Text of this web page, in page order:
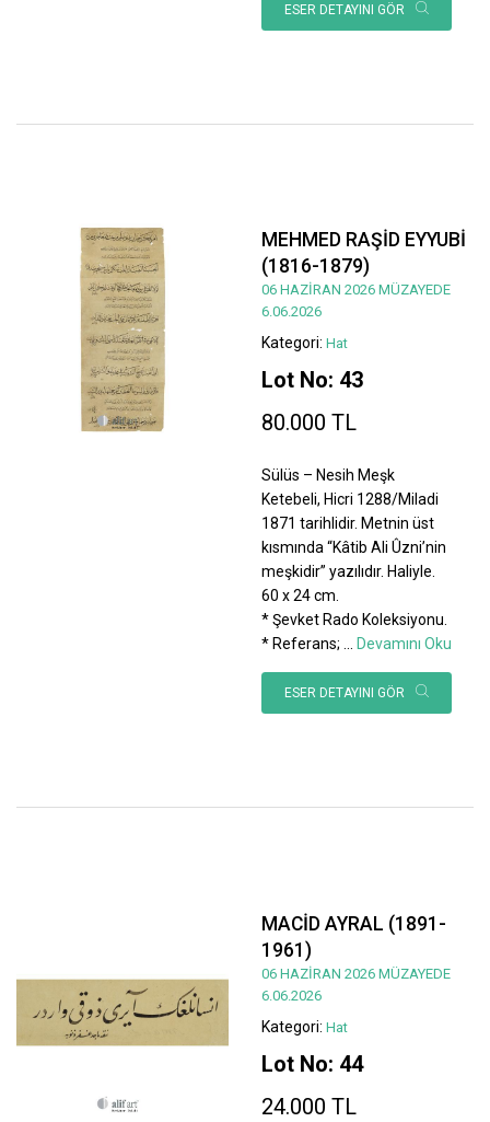
ESER DETAYINI GÖR
MEHMED RAŞİD EYYUBİ
(1816-1879)
06 HAZİRAN 2026 MÜZAYEDE
6.06.2026
Kategori: Hat
Lot No: 43
80.000 TL
Sülüs – Nesih Meşk
Ketebeli, Hicri 1288/Miladi
1871 tarihlidir. Metnin üst
kısmında “Kâtib Ali Ûzni’nin
meşkidir” yazılıdır. Haliyle.
60 x 24 cm.
* Şevket Rado Koleksiyonu.
* Referans;
Devamını Oku
ESER DETAYINI GÖR
MACİD AYRAL (1891-
1961)
06 HAZİRAN 2026 MÜZAYEDE
6.06.2026
Kategori: Hat
Lot No: 44
24.000 TL